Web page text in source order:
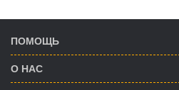
ПОМОЩЬ
О НАС